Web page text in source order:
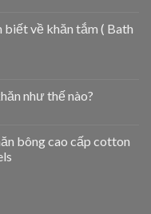
biết về khăn tắm ( Bath
như thế nào?
bông cao cấp cotton